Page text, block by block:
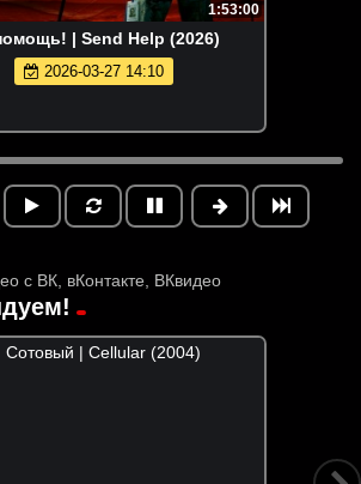
1:53:00
| Send Help (2026)
2026-03-27 14:10
с ВК, вКонтакте, ВКвидео